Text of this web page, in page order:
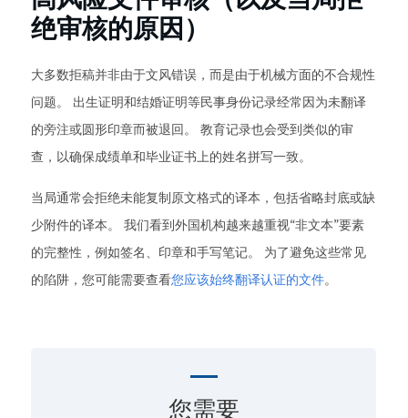
绝审核的原因）
大多数拒稿并非由于文风错误，而是由于机械方面的不合规性
问题。 出生证明和结婚证明等民事身份记录经常因为未翻译
的旁注或圆形印章而被退回。 教育记录也会受到类似的审
查，以确保成绩单和毕业证书上的姓名拼写一致。
当局通常会拒绝未能复制原文格式的译本，包括省略封底或缺
少附件的译本。 我们看到外国机构越来越重视“非文本”要素
的完整性，例如签名、印章和手写笔记。 为了避免这些常见
的陷阱，您可能需要查看您应该始终翻译认证的文件。
您需要